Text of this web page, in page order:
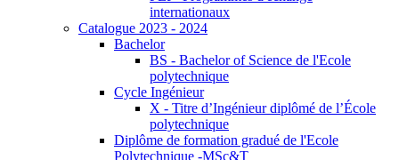
internationaux
Catalogue 2023 - 2024
Bachelor
BS - Bachelor of Science de l'Ecole
polytechnique
Cycle Ingénieur
X - Titre d’Ingénieur diplômé de l’École
polytechnique
Diplôme de formation gradué de l'Ecole
Polytechnique -MSc&T